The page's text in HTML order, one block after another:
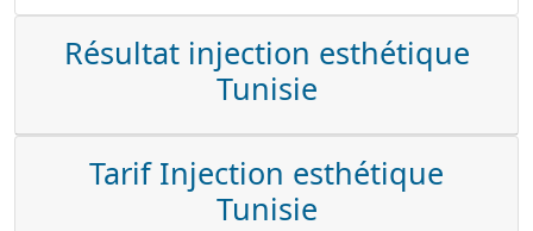
Résultat injection esthétique
Tunisie
Tarif Injection esthétique
Tunisie